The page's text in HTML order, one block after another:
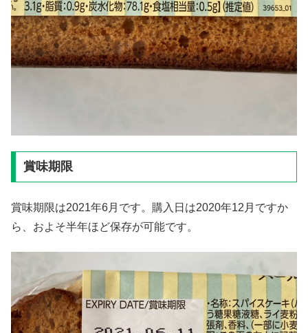
賞味期限
賞味期限は2021年6月です。購入日は2020年12月ですか
ら、およそ半年ほど保存が可能です。